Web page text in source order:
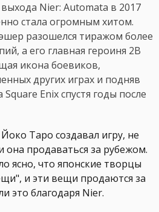
Nier: Automata в 2017
стала огромным хитом.
разошелся тиражом более
а его главная героиня 2B
икона боевиков,
других играх и подняв
Enix спустя годы после
Таро создавал игру, не
она продаваться за рубежом.
ясно, что японские творцы
и эти вещи продаются за
это благодаря Nier.